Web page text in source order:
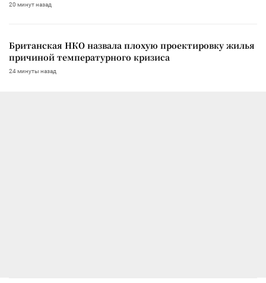
20 минут назад
Британская НКО назвала плохую проектировку жилья
причиной температурного кризиса
24 минуты назад